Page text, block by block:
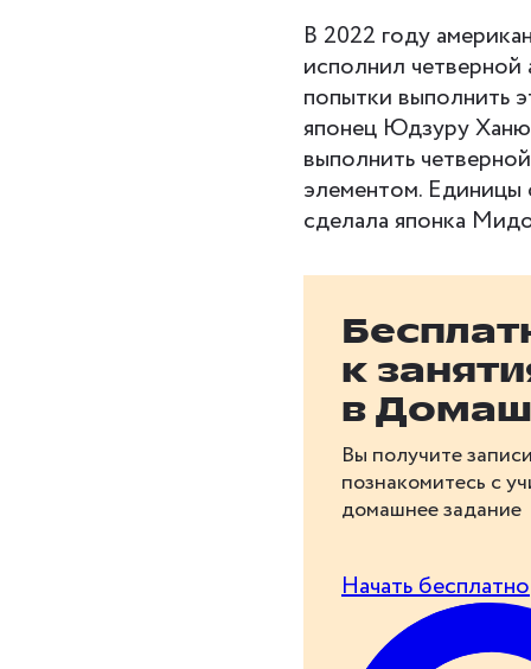
В 2022 году
исполнил
попытки выполнить
японец Юдзуру
выполнить
элементом. Единицы
сделала японка
к
в
Вы получите
познакомитесь с
домашнее задание
Начать бесплатно